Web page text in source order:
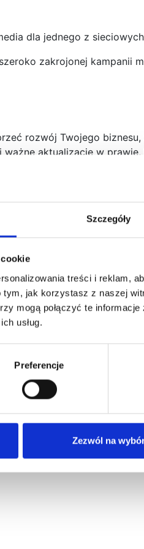
Szczegóły
treści i reklam,
jak korzystasz z naszej
mogą połączyć te
usług.
Preferencje
Zezwól na
dla jednego z
zakrojonej kampanii
rozwój Twojego
aktualizacje w